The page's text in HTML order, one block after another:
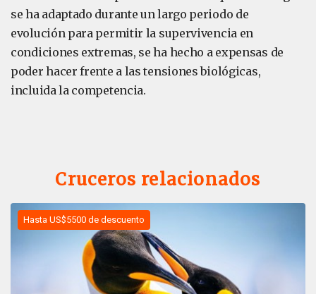
se ha adaptado durante un largo periodo de
evolución para permitir la supervivencia en
condiciones extremas, se ha hecho a expensas de
poder hacer frente a las tensiones biológicas,
incluida la competencia.
Cruceros relacionados
Hasta US$5500 de descuento